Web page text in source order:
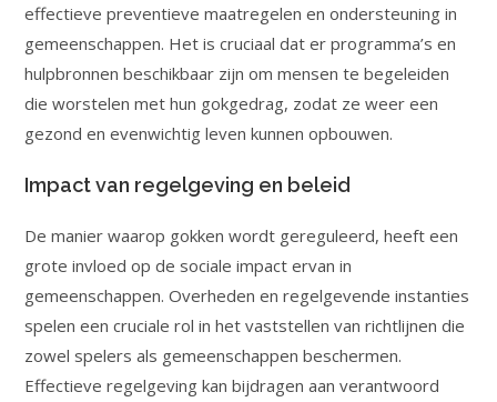
effectieve preventieve maatregelen en ondersteuning in
gemeenschappen. Het is cruciaal dat er programma’s en
hulpbronnen beschikbaar zijn om mensen te begeleiden
die worstelen met hun gokgedrag, zodat ze weer een
gezond en evenwichtig leven kunnen opbouwen.
Impact van regelgeving en beleid
De manier waarop gokken wordt gereguleerd, heeft een
grote invloed op de sociale impact ervan in
gemeenschappen. Overheden en regelgevende instanties
spelen een cruciale rol in het vaststellen van richtlijnen die
zowel spelers als gemeenschappen beschermen.
Effectieve regelgeving kan bijdragen aan verantwoord